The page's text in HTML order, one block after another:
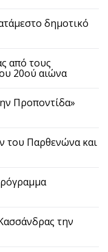
δημοτικό
από τους
20ού αιώνα
Προποντίδα»
του Παρθενώνα και
την